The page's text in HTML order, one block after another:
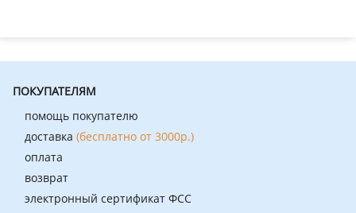
ПОКУПАТЕЛЯМ
помощь покупателю
доставка (бесплатно от 3000р.)
оплата
возврат
электронный сертификат ФСС